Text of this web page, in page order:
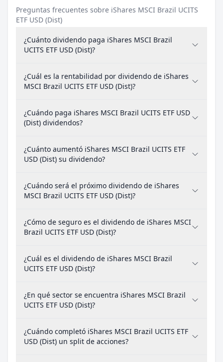
Preguntas frecuentes sobre iShares MSCI Brazil UCITS
ETF USD (Dist)
¿Cuánto dividendo paga iShares MSCI Brazil
UCITS ETF USD (Dist)?
¿Cuál es la rentabilidad por dividendo de iShares
MSCI Brazil UCITS ETF USD (Dist)?
¿Cuándo paga iShares MSCI Brazil UCITS ETF USD
(Dist) dividendos?
¿Cuánto aumentó iShares MSCI Brazil UCITS ETF
USD (Dist) su dividendo?
¿Cuándo será el próximo dividendo de iShares
MSCI Brazil UCITS ETF USD (Dist)?
¿Cómo de seguro es el dividendo de iShares MSCI
Brazil UCITS ETF USD (Dist)?
¿Cuál es el dividendo de iShares MSCI Brazil
UCITS ETF USD (Dist)?
¿En qué sector se encuentra iShares MSCI Brazil
UCITS ETF USD (Dist)?
¿Cuándo completó iShares MSCI Brazil UCITS ETF
USD (Dist) un split de acciones?